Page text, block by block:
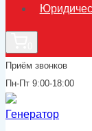
Приём звонков
Пн-Пт 9:00-18:00